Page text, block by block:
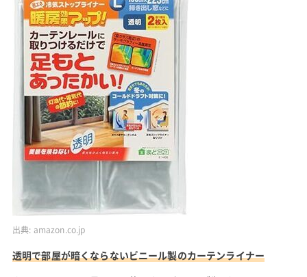
出典: amazon.co.jp
透明で部屋が暗くならないビニール製のカーテンライナー